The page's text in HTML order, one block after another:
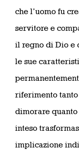
che l’uomo fu
servitore e
il regno di Dio e
le sue
riferimento tanto
dimorare quanto
inteso
implicazione